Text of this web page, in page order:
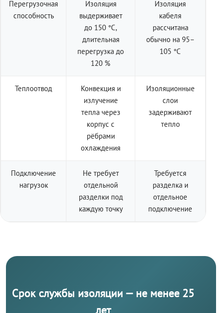
Перегрузочная
способность
Изоляция
выдерживает
до 150 °C,
длительная
перегрузка до
120 %
Изоляция
кабеля
рассчитана
обычно на 95–
105 °C
Теплоотвод
Конвекция и
излучение
тепла через
корпус с
рёбрами
охлаждения
Изоляционные
слои
задерживают
тепло
Подключение
нагрузок
Не требует
отдельной
разделки под
каждую точку
Требуется
разделка и
отдельное
подключение
Срок службы изоляции — не менее 25
лет